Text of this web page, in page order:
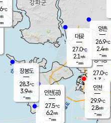
무의도
장봉도
28.3℃
3.9m/s
-mm
경서동
27.0℃
1.3 m/s
-mm
대곶
27.0℃
2.1 m/s
-mm
양촌
26.9℃
2.4m/s
-mm
인천(공)
27.5℃
6.2m/s
-mm
℃
s
인천
29.9℃
2.8m/s
-mm